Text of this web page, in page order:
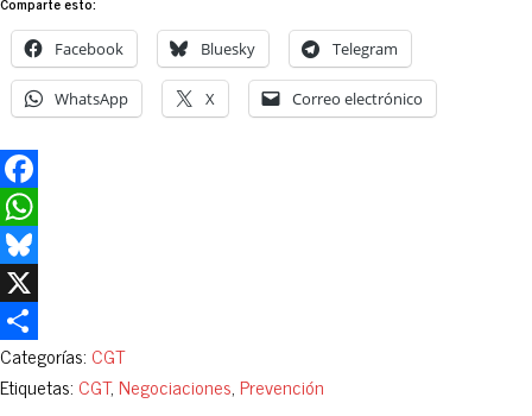
Facebook Bluesky Telegram
WhatsApp X Correo electrónico
Facebook
WhatsApp
Bluesky
X
Compartir
Categorías: CGT
Etiquetas: CGT, Negociaciones, Prevención